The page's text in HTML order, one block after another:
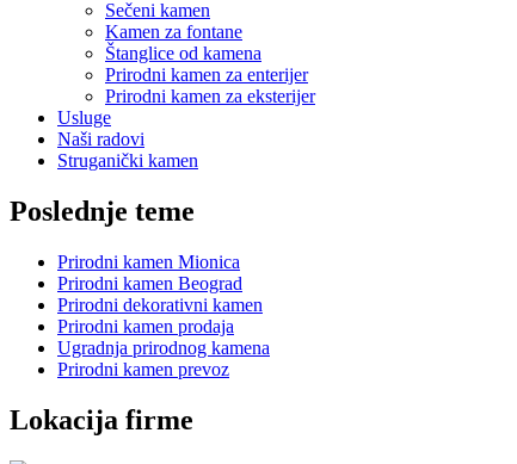
Sečeni kamen
Kamen za fontane
Štanglice od kamena
Prirodni kamen za enterijer
Prirodni kamen za eksterijer
Usluge
Naši radovi
Struganički kamen
Poslednje teme
Prirodni kamen Mionica
Prirodni kamen Beograd
Prirodni dekorativni kamen
Prirodni kamen prodaja
Ugradnja prirodnog kamena
Prirodni kamen prevoz
Lokacija firme